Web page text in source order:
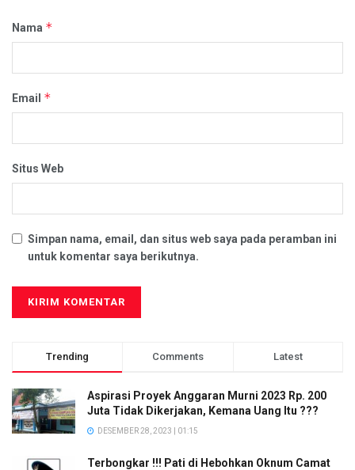
Nama *
Email *
Situs Web
Simpan nama, email, dan situs web saya pada peramban ini
untuk komentar saya berikutnya.
Trending Comments Latest
Aspirasi Proyek Anggaran Murni 2023 Rp. 200
Juta Tidak Dikerjakan, Kemana Uang Itu ???
DESEMBER 28, 2023 | 01:15
Terbongkar !!! Pati di Hebohkan Oknum Camat